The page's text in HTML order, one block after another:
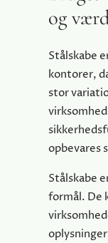
og
Stålskabe
kontorer,
stor
opbevares
Stålskabe
formål. De